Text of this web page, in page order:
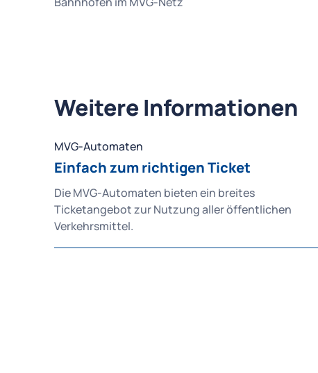
Weitere Informationen
MVG-Automaten
Einfach zum richtigen Ticket
Die MVG-Automaten bieten ein breites
Ticketangebot zur Nutzung aller öffentlichen
Verkehrsmittel.